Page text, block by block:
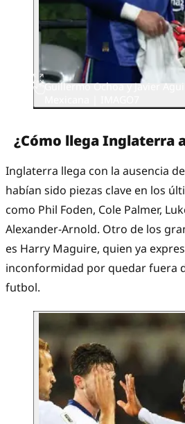
Guillermo Ochoa y Javier
¿Cómo llega Inglaterra
Inglaterra llega con la ausencia
habían sido piezas clave en los
como Phil Foden, Cole Palmer,
Alexander-Arnold. Otro de los
es Harry Maguire, quien ya
inconformidad por quedar fuera
futbol.